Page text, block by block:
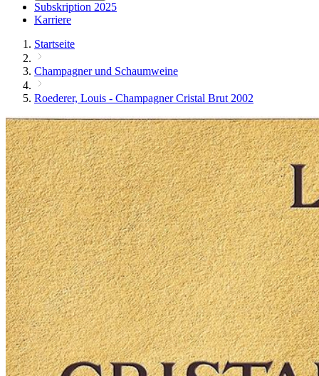
Subskription 2025
Karriere
Startseite
Champagner und Schaumweine
Roederer, Louis - Champagner Cristal Brut 2002